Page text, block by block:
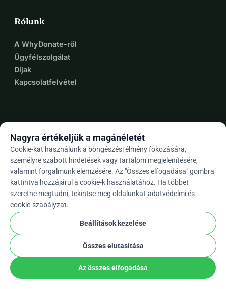
Rólunk
A WhyDonate-ről
Ügyfélszolgálat
Díjak
Kapcsolatfelvétel
Huarrow_drop_down
★★★★★4,9 / 5 több mint 500 értékelés alapján
WhyDonate
Adatvédelem és sütik
Általános szerződési feltételek
Európában Készült stripe checkEllenőrzött Partner
Nagyra értékeljük a magánéletét
Cookie-kat használunk a böngészési élmény fokozására,
személyre szabott hirdetések vagy tartalom megjelenítésére,
valamint forgalmunk elemzésére. Az "Összes elfogadása" gombra
kattintva hozzájárul a cookie-k használatához. Ha többet
szeretne megtudni, tekintse meg oldalunkat adatvédelmi és
cookie-szabályzat.
Beállítások kezelése
Összes elutasítása
Az összes elfogadása